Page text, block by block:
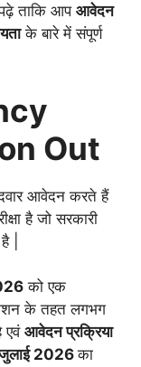
ताकि आप आवेदन
के बारे में संपूर्ण
Out
आवेदन करते हैं
है जो सरकारी
|
को एक
के तहत लगभग
एवं आवेदन प्रक्रिया
2026का